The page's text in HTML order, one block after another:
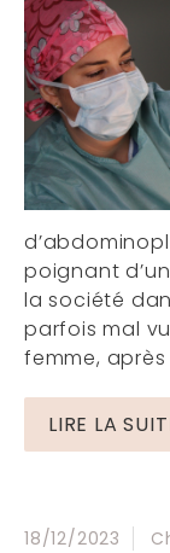
poignant
la société
parfois mal
femme,
LIRE LA
18/12/2023